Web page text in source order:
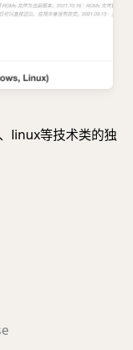
linux等技术类的独